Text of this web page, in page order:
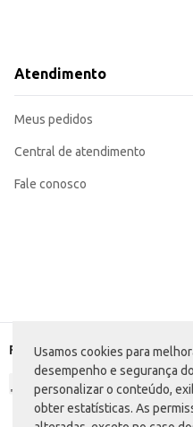
Usamos cookies para
desempenho e segurança
personalizar o conteúdo,
obter estatísticas. As
Para uma melhor experiência,
Pode ser usado em tecidos, como
Atendimento
Meus pedidos
Central de atendimento
Fale conosco
Formas de pagamento